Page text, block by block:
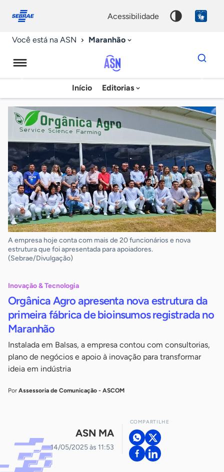
conosco
acessibilidade
Você está na ASN Maranhão
Agência
Sebrae
de
Notícias
Início Editorias
Dados
para
chave
A empresa hoje conta com mais de 20 funcionários e nova
estrutura que foi apresentada para apoiadores.
(Sebrae/Divulgação)
Inovação & Tecnologia
Orgânica Agro apresenta nova estrutura da
primeira fábrica de bioinsumos registrada no
Maranhão
Instalada em Balsas, a empresa contou com consultorias,
plano de negócios e apoio à inovação para transformar
ideia em indústria
Por Assessoria de Comunicação - ASCOM
ASN MA
14/05/2025 às 11:53
COMPARTILHE